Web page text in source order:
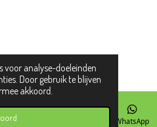
voor analyse-doeleinden
Door gebruik te blijven
akkoord.
Telefoonnummer WhatsApp